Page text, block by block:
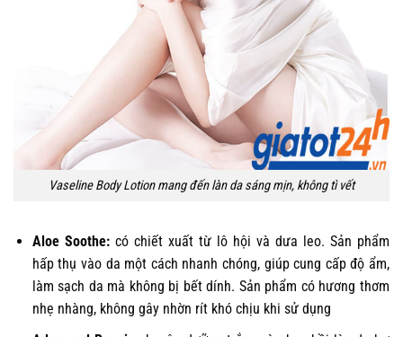
Vaseline Body Lotion mang đến làn da sáng mịn, không tì vết
Aloe Soothe:có chiết xuất từ lô hội và dưa leo. Sản phẩm
hấp thụ vào da một cách nhanh chóng, giúp cung cấp độ ẩm,
làm sạch da mà không bị bết dính. Sản phẩm có hương thơm
nhẹ nhàng, không gây nhờn rít khó chịu khi sử dụng